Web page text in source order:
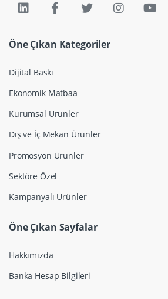
Öne Çıkan Kategoriler
Dijital Baskı
Ekonomik Matbaa
Kurumsal Ürünler
Dış ve İç Mekan Ürünler
Promosyon Ürünler
Sektöre Özel
Kampanyalı Ürünler
Öne Çıkan Sayfalar
Hakkımızda
Banka Hesap Bilgileri